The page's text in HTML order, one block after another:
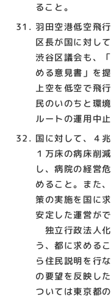
ること。
羽田空港低空飛
区長が国に対し
渋谷区議会も、
める意見書」を
上空を低空で飛
民のいのちと環
ルートの運用中
国に対して、４
１万床の病床削
し、病院の経営
めること。また
策の実施を国に
安定した運営が
独立行政法人
う、都に求める
ら住民説明を行
の要望を反映し
ついては東京都